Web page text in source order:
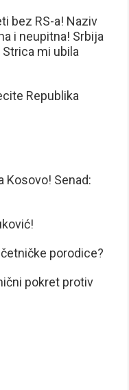
bez RS-a! Naziv
i neupitna! Srbija
mi ubila
Republika
Kosovo! Senad:
porodice?
pokret protiv